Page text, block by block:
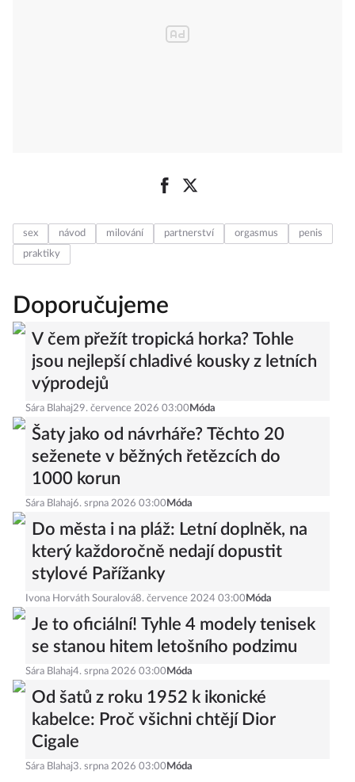
sex návod milování partnerství orgasmus
penis
praktiky
Doporučujeme
V čem přežít tropická horka? Tohle
jsou nejlepší chladivé kousky z letních
výprodejů
Sára Blahaj29. července 2026 03:00 Móda
Šaty jako od návrháře? Těchto 20
seženete v běžných řetězcích do
1000 korun
Sára Blahaj6. srpna 2026 03:00 Móda
Do města i na pláž: Letní doplněk, na
který každoročně nedají dopustit
stylové Pařížanky
Ivona Horváth Souralová8. července 2024 03:00 Móda
Je to oficiální! Tyhle 4 modely tenisek
se stanou hitem letošního podzimu
Sára Blahaj4. srpna 2026 03:00 Móda
Od šatů z roku 1952 k ikonické
kabelce: Proč všichni chtějí Dior
Cigale
Sára Blahaj3. srpna 2026 03:00 Móda